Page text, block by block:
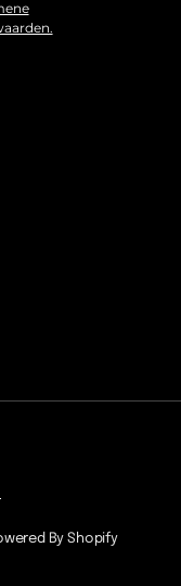
By Shopify